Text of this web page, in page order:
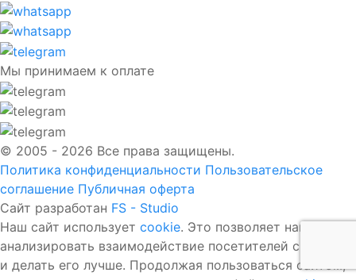
Мы принимаем к оплате
© 2005 - 2026 Все права защищены.
Политика конфиденциальности Пользовательское
соглашение Публичная оферта
Сайт разработан FS - Studio
Наш сайт использует cookie. Это позволяет нам
анализировать взаимодействие посетителей с сайтом
и делать его лучше. Продолжая пользоваться сайтом,